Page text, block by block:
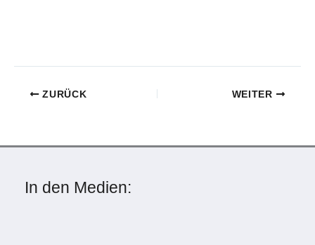
ZURÜCK WEITER
In den Medien: